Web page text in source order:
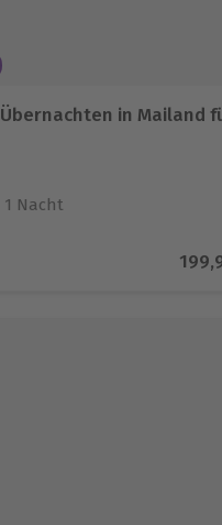
in Mailand
1 Nacht
basierend auf 1